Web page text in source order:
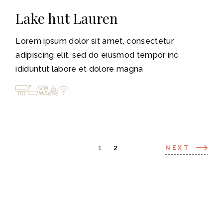
Lake hut Lauren
Lorem ipsum dolor sit amet, consectetur
adipiscing elit, sed do eiusmod tempor inc
ididuntut labore et dolore magna
1 2 NEXT